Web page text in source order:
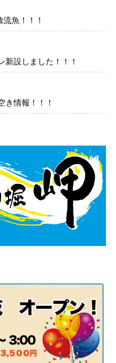
流魚！！！
新設しました！！！
き情報！！！